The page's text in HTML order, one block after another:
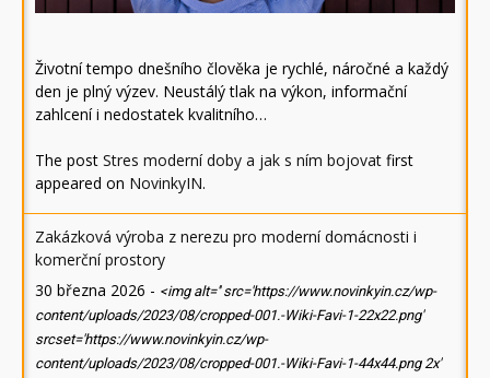
Životní tempo dnešního člověka je rychlé, náročné a každý
den je plný výzev. Neustálý tlak na výkon, informační
zahlcení i nedostatek kvalitního…
The post Stres moderní doby a jak s ním bojovat first
appeared on NovinkyIN.
Zakázková výroba z nerezu pro moderní domácnosti i
komerční prostory
30 března 2026 - <img alt='' src='https://www.novinkyin.cz/wp-
content/uploads/2023/08/cropped-001.-Wiki-Favi-1-22x22.png'
srcset='https://www.novinkyin.cz/wp-
content/uploads/2023/08/cropped-001.-Wiki-Favi-1-44x44.png 2x'